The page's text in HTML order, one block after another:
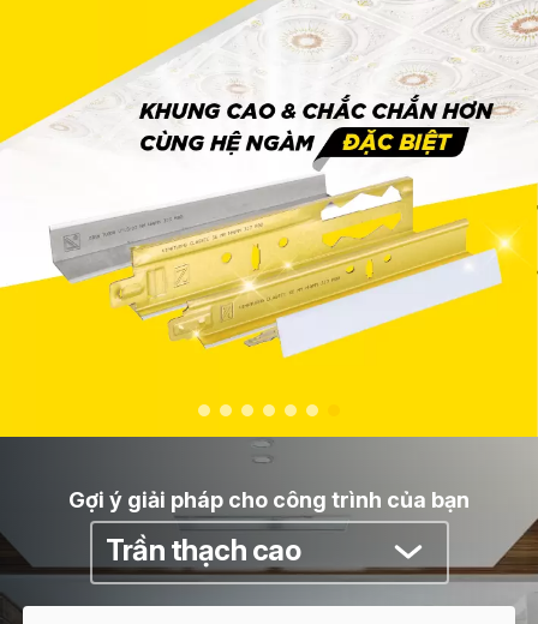
Gợi ý giải pháp cho công trình của bạn
Trần thạch cao